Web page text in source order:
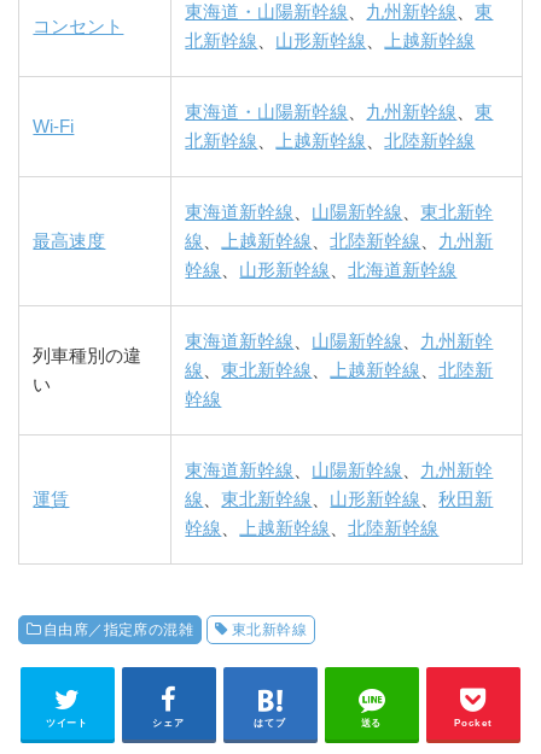
コンセント
東海道・山陽新幹線 九州新幹線 、東
北新幹線
山形新幹線 上越新幹線
Wi-Fi
東海道・山陽新幹線 九州新幹線 、東
北新幹線
上越新幹線 、北陸新幹線
最高速度
東海道新幹線 山陽新幹線 、東北新幹
線
上越新幹線 、北陸新幹線
九州新
幹線
山形新幹線 、北海道新幹線
列車種別の違
い
東海道新幹線 山陽新幹線
九州新幹
線 、東北新幹線 上越新幹線 、北陸新
幹線
運賃
東海道新幹線 山陽新幹線
九州新幹
線 、東北新幹線 山形新幹線 、秋田新
幹線
上越新幹線 、北陸新幹線
自由席／指定席の混雑 東北新幹線
ツイート シェア はてブ 送る Pocket